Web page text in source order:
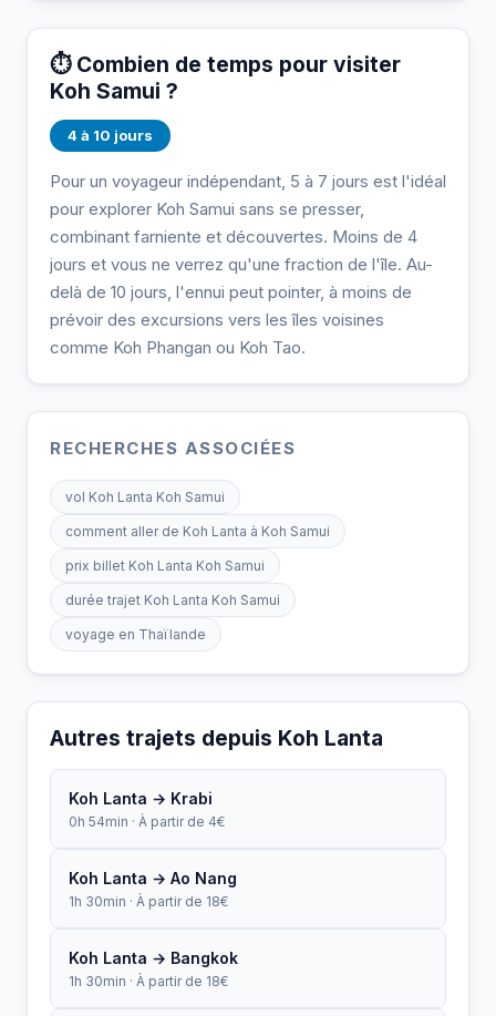
⏱️ Combien de temps pour visiter
Koh Samui ?
4 à 10 jours
Pour un voyageur indépendant, 5 à 7 jours est l'idéal
pour explorer Koh Samui sans se presser,
combinant farniente et découvertes. Moins de 4
jours et vous ne verrez qu'une fraction de l'île. Au-
delà de 10 jours, l'ennui peut pointer, à moins de
prévoir des excursions vers les îles voisines
comme Koh Phangan ou Koh Tao.
RECHERCHES ASSOCIÉES
vol Koh Lanta Koh Samui
comment aller de Koh Lanta à Koh Samui
prix billet Koh Lanta Koh Samui
durée trajet Koh Lanta Koh Samui
voyage en Thaïlande
Autres trajets depuis Koh Lanta
Koh Lanta → Krabi
0h 54min · À partir de 4€
Koh Lanta → Ao Nang
1h 30min · À partir de 18€
Koh Lanta → Bangkok
1h 30min · À partir de 18€